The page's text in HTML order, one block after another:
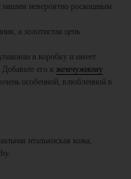
нашим невероятно роскошным
а золотистая цепь
в коробку и имеет
его к жемчужному
особенной, влюбленной в
итальянская кожа,